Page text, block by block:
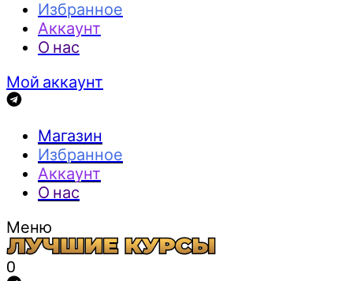
Избранное
Аккаунт
О нас
Мой аккаунт
Магазин
Избранное
Аккаунт
О нас
Меню
0